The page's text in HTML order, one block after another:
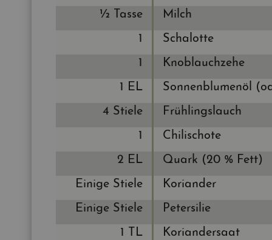
½ Tasse
Milch
1
Scha­lot­te
1
Knob­lauch­ze­he
1 EL
Son­nen­blu­men­öl
4 Stie­le
Früh­lings­lauch
1
Chi­li­scho­te
2 EL
Quark (20 % Fett)
Ei­ni­ge Stie­le
Ko­ri­an­der
Ei­ni­ge Stie­le
Pe­ter­si­lie
1 TL
Ko­ri­an­der­saat